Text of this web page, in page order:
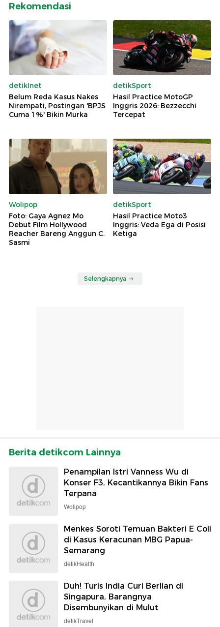
Rekomendasi
detikInet
Belum Reda Kasus Nakes
Nirempati, Postingan 'BPJS
Cuma 1%' Bikin Murka
detikSport
Hasil Practice MotoGP
Inggris 2026: Bezzecchi
Tercepat
Wolipop
Foto: Gaya Agnez Mo
Debut Film Hollywood
Reacher Bareng Anggun C.
Sasmi
detikSport
Hasil Practice Moto3
Inggris: Veda Ega di Posisi
Ketiga
Selengkapnya
Berita detikcom Lainnya
Penampilan Istri Vanness Wu di
Konser F3, Kecantikannya Bikin Fans
Terpana
Wolipop
Menkes Soroti Temuan Bakteri E Coli
di Kasus Keracunan MBG Papua-
Semarang
detikHealth
Duh! Turis India Curi Berlian di
Singapura, Barangnya
Disembunyikan di Mulut
detikTravel